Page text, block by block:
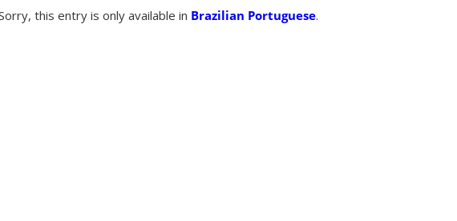
this entry is only available in Brazilian Portuguese.